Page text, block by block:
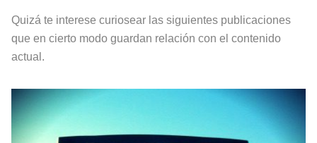
Quizá te interese curiosear las siguientes publicaciones
que en cierto modo guardan relación con el contenido
actual.